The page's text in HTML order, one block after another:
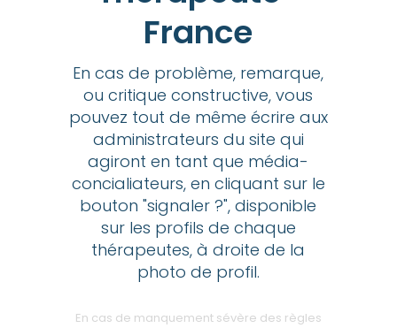
France
En cas de problème, remarque,
ou critique constructive, vous
pouvez tout de même écrire aux
administrateurs du site qui
agiront en tant que média-
concialiateurs, en cliquant sur le
bouton "signaler ?", disponible
sur les profils de chaque
thérapeutes, à droite de la
photo de profil.
En cas de manquement sévère des règles